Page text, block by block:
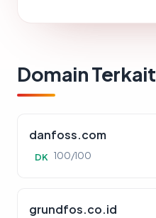
Domain Terkait
danfoss.com
DK 100/100
grundfos.co.id